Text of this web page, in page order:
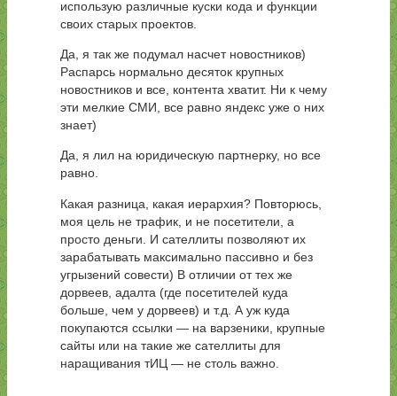
использую различные куски кода и функции
своих старых проектов.
Да, я так же подумал насчет новостников)
Распарсь нормально десяток крупных
новостников и все, контента хватит. Ни к чему
эти мелкие СМИ, все равно яндекс уже о них
знает)
Да, я лил на юридическую партнерку, но все
равно.
Какая разница, какая иерархия? Повторюсь,
моя цель не трафик, и не посетители, а
просто деньги. И сателлиты позволяют их
зарабатывать максимально пассивно и без
угрызений совести) В отличии от тех же
дорвеев, адалта (где посетителей куда
больше, чем у дорвеев) и т.д. А уж куда
покупаются ссылки — на варзеники, крупные
сайты или на такие же сателлиты для
наращивания тИЦ — не столь важно.